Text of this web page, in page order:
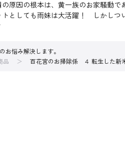
因の根本は、黄一族のお家騒動で
としても雨妹は大活躍！ しかしつ
悩み解決します。
品 百花宮のお掃除係 ４ 転生した新